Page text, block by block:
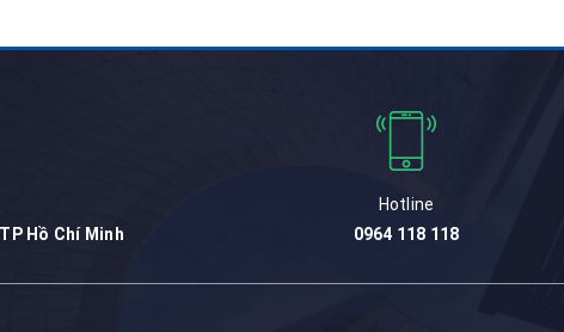
Hồ Chí Minh
Hotline
0964 118 118